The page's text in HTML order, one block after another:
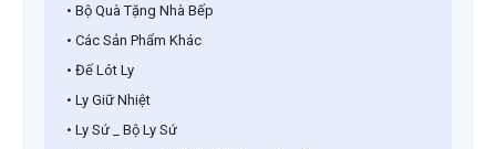
• Bộ Quà Tặng Nhà Bếp
• Các Sản Phẩm Khác
• Đế Lót Ly
• Ly Giữ Nhiệt
• Ly Sứ _ Bộ Ly Sứ